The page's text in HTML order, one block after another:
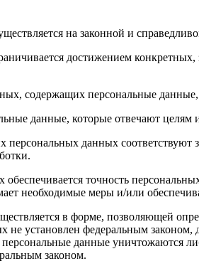
на законной и
достижением
содержащих персональные
данные, которые отвечают целям
данных
точность
необходимые меры и/или
в форме, позволяющей
не установлен федеральным
данные уничтожаются
законом.